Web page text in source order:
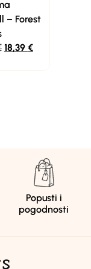
– Forest
18,39 €
Popusti i
pogodnosti